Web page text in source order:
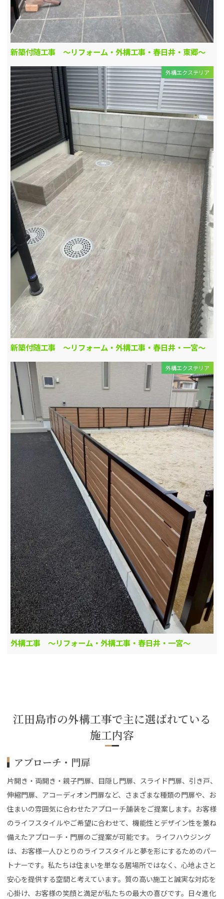
新築付随工事 ～リフォーム・外構工事・春日井・東郷～
外構エクステリア
新築付随工事 ～リフォーム・外構工事・春日井・一宮～
外構エクステリア
外構工事 ～リフォーム・外構工事・春日井・一宮～
江田島市の外構工事で主に選ばれている
施工内容
アプローチ・門扉
片開き・両開き・親子門扉、目隠し門扉、スライド門扉、引き戸、
伸縮門扉、アコーディオン門扉など、さまざまな種類の門扉や、お
住まいの雰囲気に合わせたアプローチ舗装をご提案します。お客様
のライフスタイルやご希望に合わせて、機能性とデザイン性を兼ね
備えたアプローチ・門扉のご提案が可能です。 ライフハウジング
は、お客様一人ひとりのライフスタイルと夢を形にするためのパー
トナーです。私たちは住まいを単なる居場所ではなく、心地よさと
安心を提供する空間と考えています。質の高い施工と誠実な対応を
心掛け、お客様の笑顔と満足が私たちの最大の喜びです。日々進化